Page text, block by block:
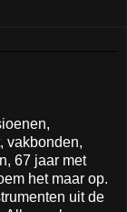
vakbonden,
67 jaar met
het maar op.
uit de